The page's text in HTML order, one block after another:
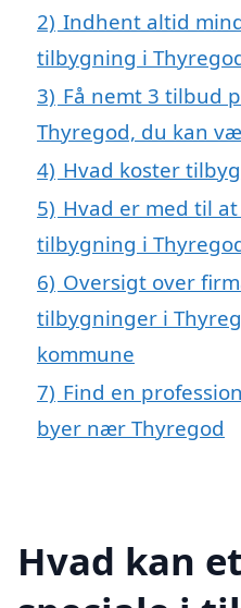
2) Indhent altid
tilbygning i
3) Få nemt 3 tilbud
Thyregod, du kan
4) Hvad koster
5) Hvad er med til
tilbygning i
6) Oversigt over
tilbygninger i
kommune
7) Find en
byer nær Thyregod
Hvad kan